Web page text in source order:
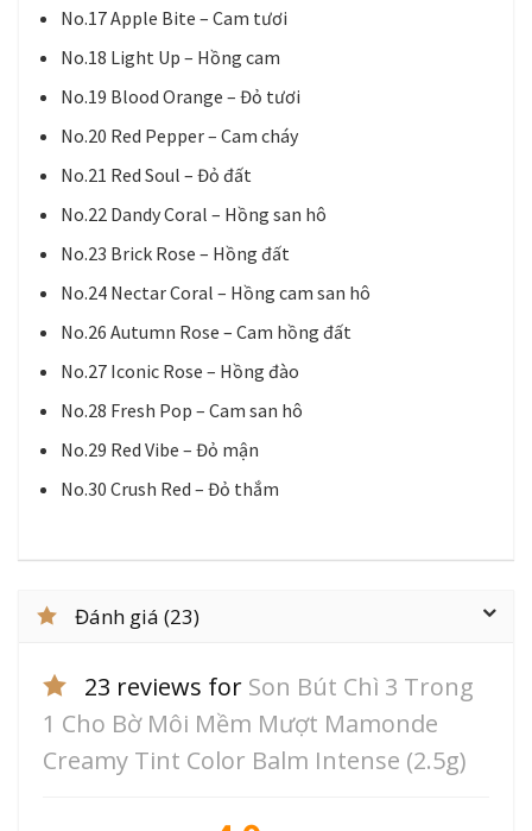
No.17 Apple Bite – Cam tươi
No.18 Light Up – Hồng cam
No.19 Blood Orange – Đỏ tươi
No.20 Red Pepper – Cam cháy
No.21 Red Soul – Đỏ đất
No.22 Dandy Coral – Hồng san hô
No.23 Brick Rose – Hồng đất
No.24 Nectar Coral – Hồng cam san hô
No.26 Autumn Rose – Cam hồng đất
No.27 Iconic Rose – Hồng đào
No.28 Fresh Pop – Cam san hô
No.29 Red Vibe – Đỏ mận
No.30 Crush Red – Đỏ thắm
Đánh giá (23)
23 reviews for Son Bút Chì 3 Trong
1 Cho Bờ Môi Mềm Mượt Mamonde
Creamy Tint Color Balm Intense (2.5g)